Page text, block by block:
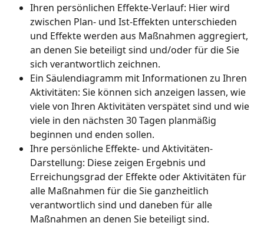
Ihren persönlichen Effekte-Verlauf: Hier wird
zwischen Plan- und Ist-Effekten unterschieden
und Effekte werden aus Maßnahmen aggregiert,
an denen Sie beteiligt sind und/oder für die Sie
sich verantwortlich zeichnen.
Ein Säulendiagramm mit Informationen zu Ihren
Aktivitäten: Sie können sich anzeigen lassen, wie
viele von Ihren Aktivitäten verspätet sind und wie
viele in den nächsten 30 Tagen planmäßig
beginnen und enden sollen.
Ihre persönliche Effekte- und Aktivitäten-
Darstellung: Diese zeigen Ergebnis und
Erreichungsgrad der Effekte oder Aktivitäten für
alle Maßnahmen für die Sie ganzheitlich
verantwortlich sind und daneben für alle
Maßnahmen an denen Sie beteiligt sind.